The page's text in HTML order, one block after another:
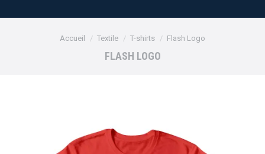
Vous êtes ici :
Accueil Textile T-shirts Flash Logo
FLASH LOGO